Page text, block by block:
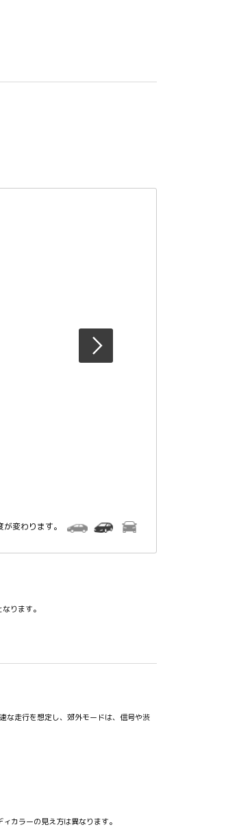
変わります。
ります。
な走行を想定し、郊外モードは、信号や渋
カラーの見え方は異なります。